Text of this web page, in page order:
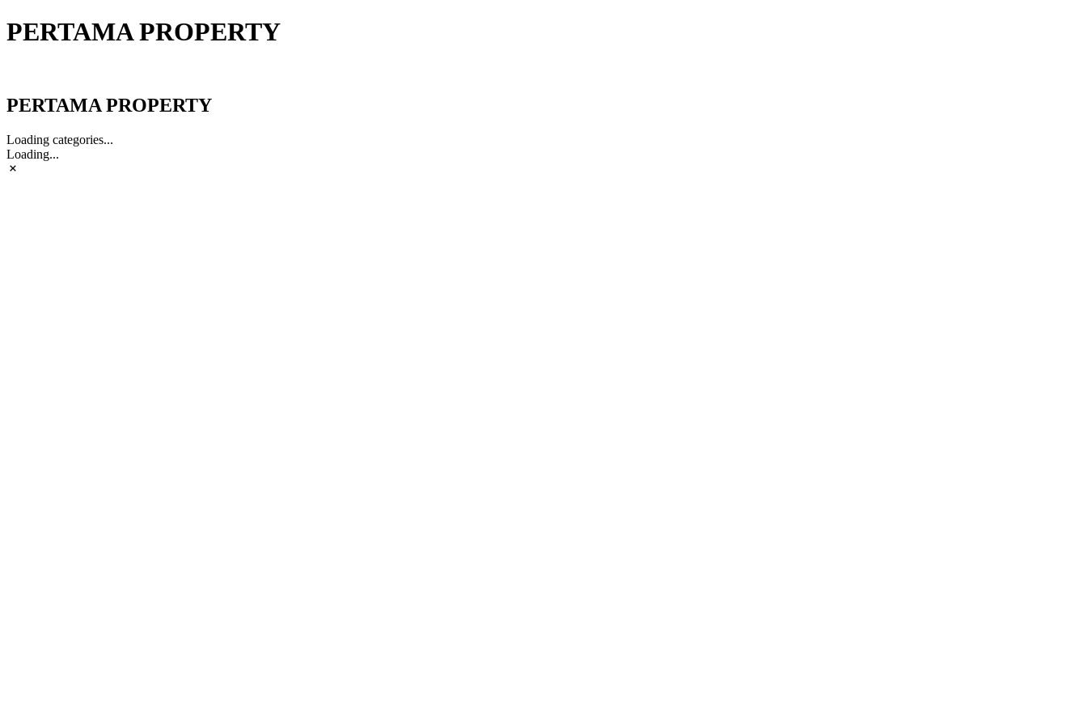
PERTAMA PROPERTY
PERTAMA PROPERTY
Loading categories...
Loading...